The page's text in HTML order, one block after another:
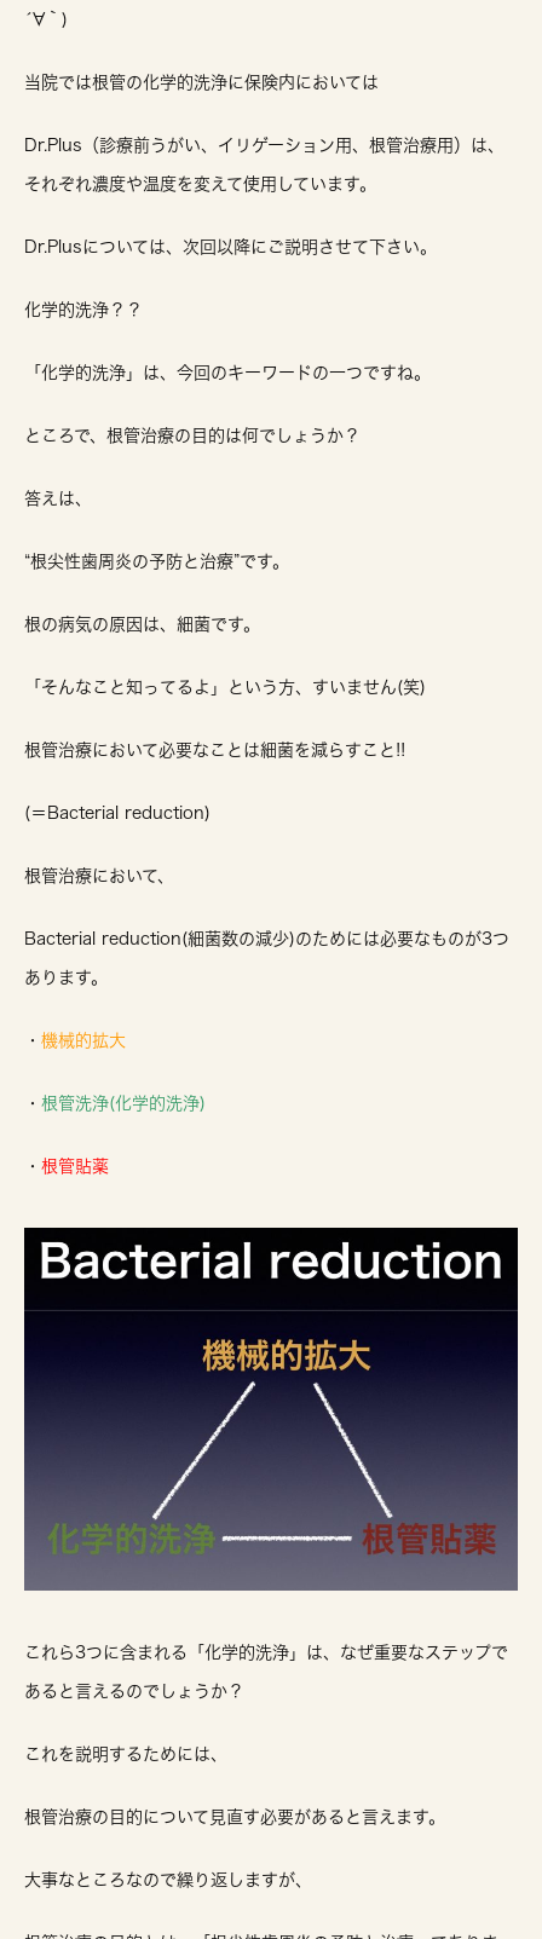
´∀｀)
当院では根管の化学的洗浄に保険内においては
Dr.Plus（診療前うがい、イリゲーション用、根管治療用）は、
それぞれ濃度や温度を変えて使用しています。
Dr.Plusについては、次回以降にご説明させて下さい。
化学的洗浄？？
「化学的洗浄」は、今回のキーワードの一つですね。
ところで、根管治療の目的は何でしょうか？
答えは、
“根尖性歯周炎の予防と治療”です。
根の病気の原因は、細菌です。
「そんなこと知ってるよ」という方、すいません(笑)
根管治療において必要なことは細菌を減らすこと!!
(＝Bacterial reduction)
根管治療において、
Bacterial reduction(細菌数の減少)のためには必要なものが3つ
あります。
・ 機械的拡大
・ 根管洗浄(化学的洗浄)
・ 根管貼薬
これら3つに含まれる「化学的洗浄」は、なぜ重要なステップで
あると言えるのでしょうか？
これを説明するためには、
根管治療の目的について見直す必要があると言えます。
大事なところなので繰り返しますが、